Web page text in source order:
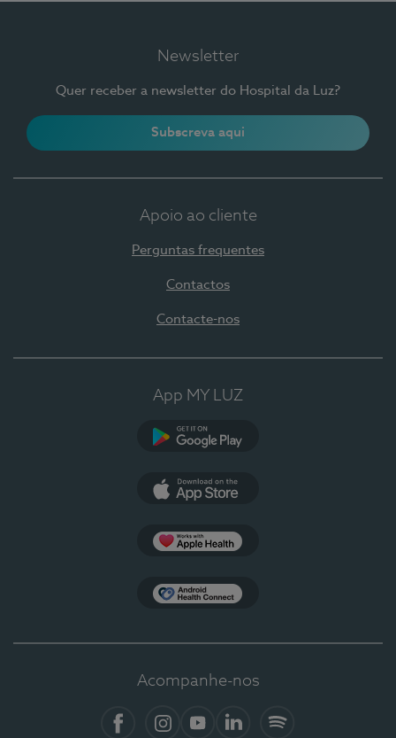
Newsletter
Quer receber a newsletter do Hospital da Luz?
Subscreva aqui
Apoio ao cliente
Perguntas frequentes
Contactos
Contacte-nos
App MY LUZ
Acompanhe-nos